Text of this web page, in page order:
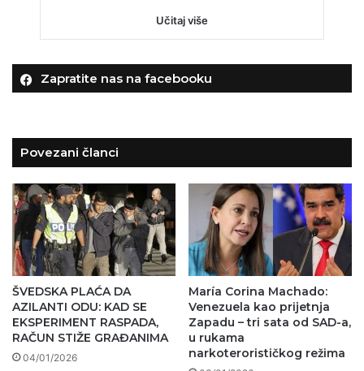
Učitaj više
Zapratite nas na facebooku
Povezani članci
ŠVEDSKA PLAĆA DA
AZILANTI ODU: KAD SE
EKSPERIMENT RASPADA,
RAČUN STIŽE GRAĐANIMA
04/01/2026
María Corina Machado:
Venezuela kao prijetnja
Zapadu – tri sata od SAD-a,
u rukama
narkoterorističkog režima